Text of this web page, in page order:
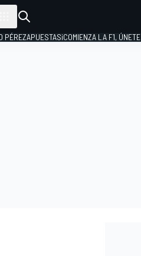
PÉREZAPUESTAS¡COMIENZA LA F1,